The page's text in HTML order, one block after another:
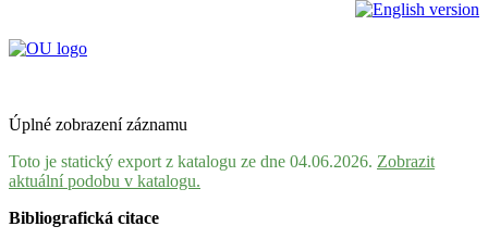
Úplné zobrazení záznamu
Toto je statický export z katalogu ze dne 04.06.2026. Zobrazit
aktuální podobu v katalogu.
Bibliografická citace